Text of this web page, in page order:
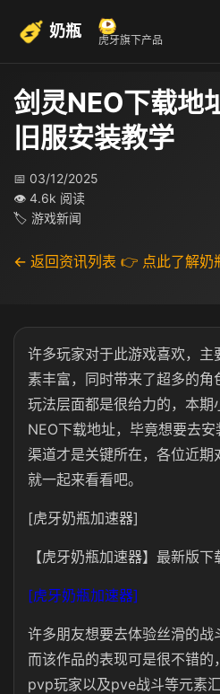
奶瓶 虎牙旗下产品
剑灵NEO下载地
旧服安装教学
📅 03/12/2025
👁 4.6k 阅读
🏷 游戏新闻
← 返回资讯列表 👉 点此了解奶
许多玩家对于此游戏喜欢，
素丰富，同时带来了超多的
玩法层面都是很给力的，本期
NEO下载地址，毕竟想要去
渠道才是关键所在，各位近
就一起来看看吧。
[虎牙奶瓶加速器]
【虎牙奶瓶加速器】最新版下
[虎牙奶瓶加速器]
许多朋友想要去体验丝滑的战
而该作品的表现可是很不错的
pvp玩家以及pve战斗等元素